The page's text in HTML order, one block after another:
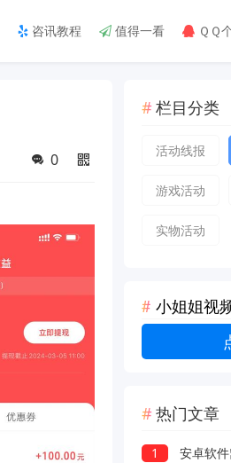
咨讯教程 值得一看 ＱＱ
0
栏目分类
活动线报
游戏活动
实物活动
小姐姐视
热门文章
1 安卓软